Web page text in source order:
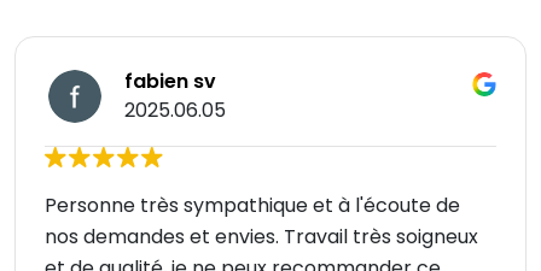
fabien sv
2025.06.05
Personne très sympathique et à l'écoute de
nos demandes et envies. Travail très soigneux